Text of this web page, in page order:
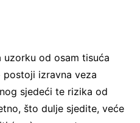
uzorku od osam tisuća
izravna veza
sjedeći te rizika od
što dulje sjedite, veće